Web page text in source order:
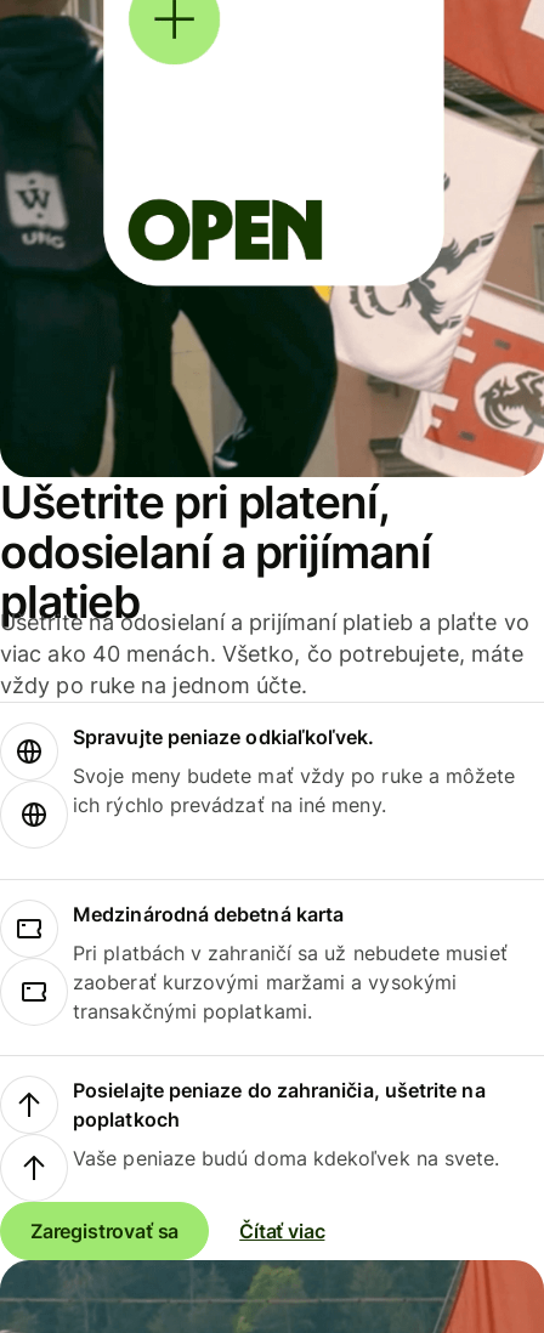
Ušetrite pri platení,
odosielaní a prijímaní
platieb
Ušetrite na odosielaní a prijímaní platieb a plaťte vo
viac ako 40 menách. Všetko, čo potrebujete, máte
vždy po ruke na jednom účte.
Spravujte peniaze odkiaľkoľvek.
Svoje meny budete mať vždy po ruke a môžete
ich rýchlo prevádzať na iné meny.
Medzinárodná debetná karta
Pri platbách v zahraničí sa už nebudete musieť
zaoberať kurzovými maržami a vysokými
transakčnými poplatkami.
Posielajte peniaze do zahraničia, ušetrite na
poplatkoch
Vaše peniaze budú doma kdekoľvek na svete.
Zaregistrovať sa Čítať viac